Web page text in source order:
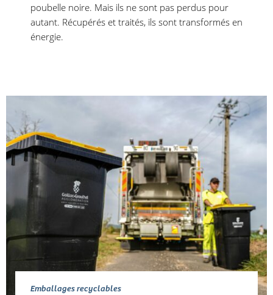
poubelle noire. Mais ils ne sont pas perdus pour
autant. Récupérés et traités, ils sont transformés en
énergie.
Emballages recyclables